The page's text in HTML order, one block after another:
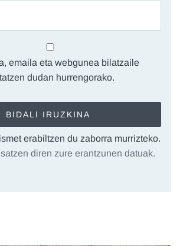
emaila eta webgunea bilatzaile
dudan hurrengorako.
erabiltzen du zaborra murrizteko.
diren zure erantzunen datuak.